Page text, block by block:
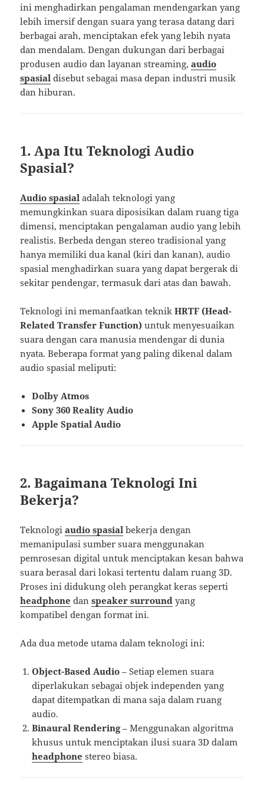
ini menghadirkan pengalaman mendengarkan yang
lebih imersif dengan suara yang terasa datang dari
berbagai arah, menciptakan efek yang lebih nyata
dan mendalam. Dengan dukungan dari berbagai
produsen audio dan layanan streaming,audio
spasial disebut sebagai masa depan industri musik
dan hiburan.
1. Apa Itu Teknologi Audio
Spasial?
Audio spasial adalah teknologi yang
memungkinkan suara diposisikan dalam ruang tiga
dimensi, menciptakan pengalaman audio yang lebih
realistis. Berbeda dengan stereo tradisional yang
hanya memiliki dua kanal (kiri dan kanan), audio
spasial menghadirkan suara yang dapat bergerak di
sekitar pendengar, termasuk dari atas dan bawah.
Teknologi ini memanfaatkan teknikHRTF (Head-
Related Transfer Function) untuk menyesuaikan
suara dengan cara manusia mendengar di dunia
nyata. Beberapa format yang paling dikenal dalam
audio spasial meliputi:
Dolby Atmos
Sony 360 Reality Audio
Apple Spatial Audio
2. Bagaimana Teknologi Ini
Bekerja?
Teknologiaudio spasial bekerja dengan
memanipulasi sumber suara menggunakan
pemrosesan digital untuk menciptakan kesan bahwa
suara berasal dari lokasi tertentu dalam ruang 3D.
Proses ini didukung oleh perangkat keras seperti
headphone danspeaker surround yang
kompatibel dengan format ini.
Ada dua metode utama dalam teknologi ini:
Object-Based Audio – Setiap elemen suara
diperlakukan sebagai objek independen yang
dapat ditempatkan di mana saja dalam ruang
audio.
Binaural Rendering– Menggunakan algoritma
khusus untuk menciptakan ilusi suara 3D dalam
headphone stereo biasa.